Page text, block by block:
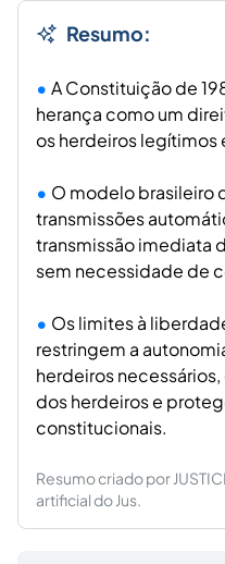
Resumo:
A Constituição de
herança como um
os herdeiros legítimos
O modelo brasileiro
transmissões
transmissão imediata
sem necessidade de
Os limites à
restringem a
herdeiros
dos herdeiros e
constitucionais.
Resumo criado por
artificial do Jus.